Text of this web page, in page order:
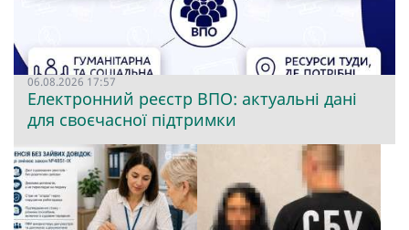
06.08.2026 17:57
Електронний реєстр ВПО: актуальні дані
для своєчасної підтримки